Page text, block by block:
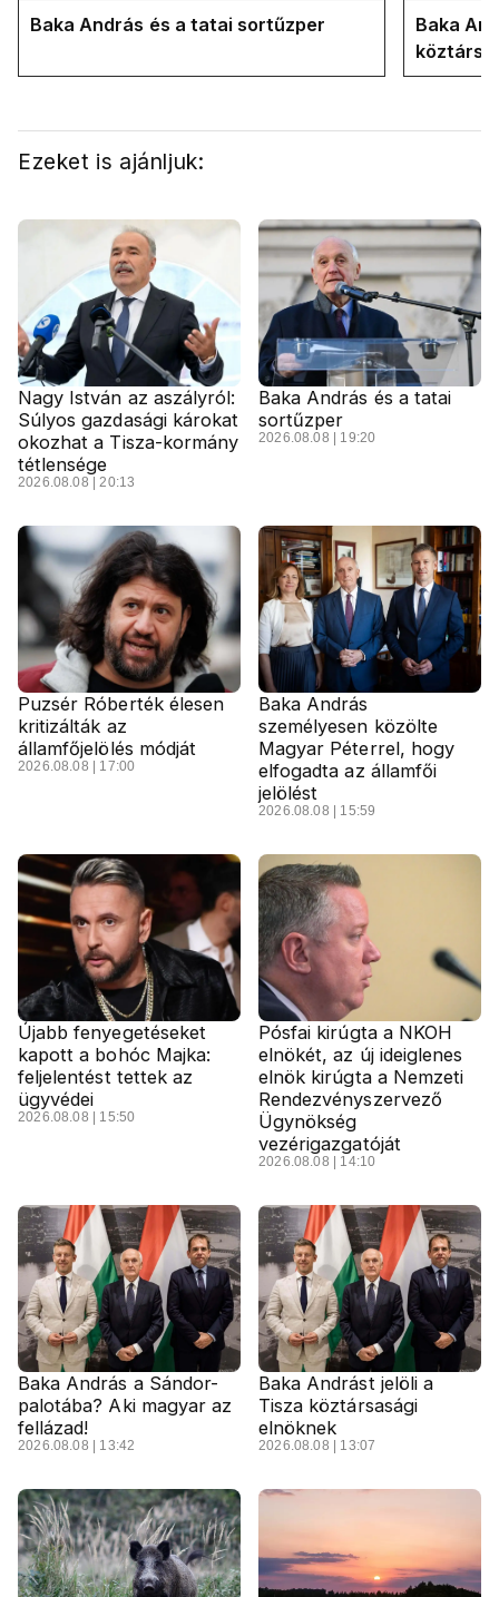
Baka András és a tatai sortűzper
Baka
Ezeket is ajánljuk:
Nagy István az aszályról:
Súlyos gazdasági károkat
okozhat a Tisza-kormány
tétlensége
2026.08.08 | 20:13
Baka András és a tatai
sortűzper
2026.08.08 | 19:20
Puzsér Róberték élesen
kritizálták az
államfőjelölés módját
2026.08.08 | 17:00
Baka András
személyesen közölte
Magyar Péterrel, hogy
elfogadta az államfői
jelölést
2026.08.08 | 15:59
Újabb fenyegetéseket
kapott a bohóc Majka:
feljelentést tettek az
ügyvédei
2026.08.08 | 15:50
Pósfai kirúgta a NKOH
elnökét, az új ideiglenes
elnök kirúgta a Nemzeti
Rendezvényszervező
Ügynökség
vezérigazgatóját
2026.08.08 | 14:10
Baka András a Sándor-
palotába? Aki magyar az
fellázad!
2026.08.08 | 13:42
Baka Andrást jelöli a
Tisza köztársasági
elnöknek
2026.08.08 | 13:07